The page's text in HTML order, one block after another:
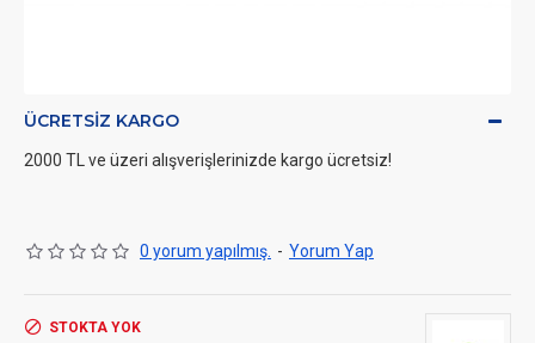
ÜCRETSIZ KARGO
2000 TL ve üzeri alışverişlerinizde kargo ücretsiz!
0 yorum yapılmış. - Yorum Yap
STOKTA YOK